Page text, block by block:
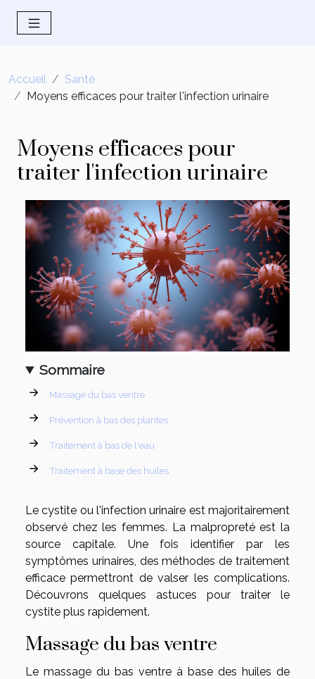
Accueil
Santé
Moyens efficaces pour traiter l'infection urinaire
Moyens efficaces pour
traiter l'infection urinaire
Sommaire
Massage du bas ventre
Prévention à bas des plantes
Traitement à bas de l'eau
Traitement à base des huiles
Le cystite ou l'infection urinaire est majoritairement
observé chez les femmes. La malpropreté est la
source capitale. Une fois identifier par les
symptômes urinaires, des méthodes de traitement
efficace permettront de valser les complications.
Découvrons quelques astuces pour traiter le
cystite plus rapidement.
Massage du bas ventre
Le massage du bas ventre à base des huiles de